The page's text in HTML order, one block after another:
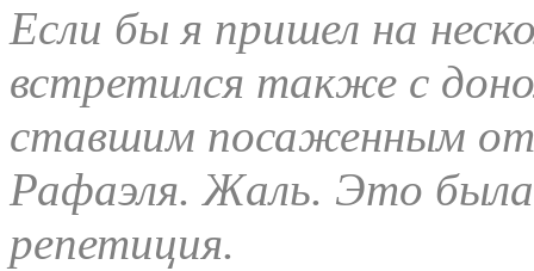
Если бы я пришел на
встретился также с
ставшим посаженным
Рафаэля. Жаль. Это была
репетиция.